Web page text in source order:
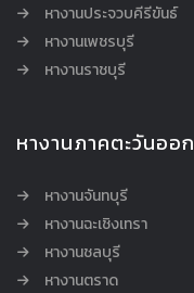
หางานประจวบคีรีขันธ์
หางานเพชรบุรี
หางานราชบุรี
หางานภาคตะวันออก
หางานจันทบุรี
หางานฉะเชิงเทรา
หางานชลบุรี
หางานตราด